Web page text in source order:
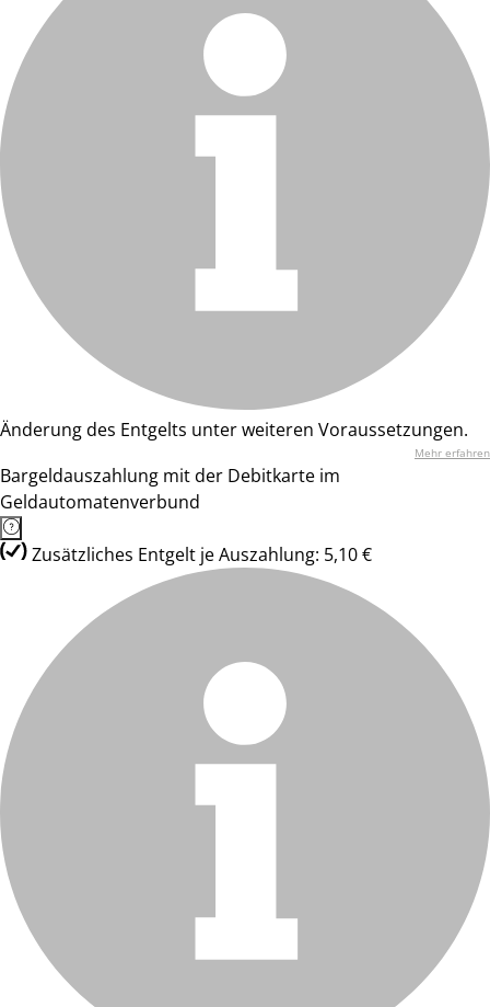
Änderung des Entgelts unter weiteren Voraussetzungen.
Mehr erfahren
Bargeldauszahlung mit der Debitkarte im
Geldautomatenverbund
Zusätzliches Entgelt je Auszahlung: 5,10 €